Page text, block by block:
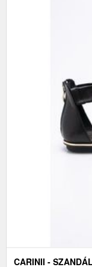
CARINII - SZANDÁL